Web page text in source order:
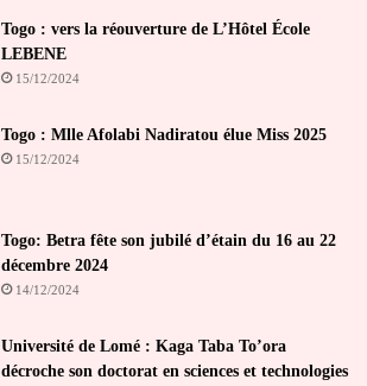
Togo : vers la réouverture de L’Hôtel École
LEBENE
15/12/2024
Togo : Mlle Afolabi Nadiratou élue Miss 2025
15/12/2024
Togo: Betra fête son jubilé d’étain du 16 au 22
décembre 2024
14/12/2024
Université de Lomé : Kaga Taba To’ora
décroche son doctorat en sciences et technologies